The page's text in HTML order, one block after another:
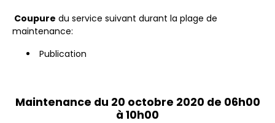
Coupure du service suivant durant la plage de
maintenance:
Publication
Maintenance du 20 octobre 2020 de 06h00
à 10h00